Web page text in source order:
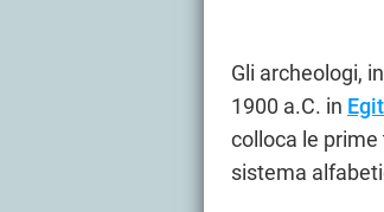
Gli archeologi,
1900 a.C. in
colloca le
sistema